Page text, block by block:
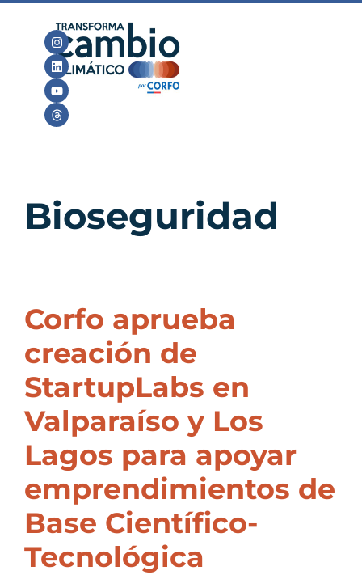
Bioseguridad
Corfo aprueba
creación de
StartupLabs en
Valparaíso y Los
Lagos para apoyar
emprendimientos de
Base Científico-
Tecnológica